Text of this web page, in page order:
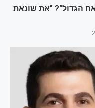
הגדול"? "את שונאת